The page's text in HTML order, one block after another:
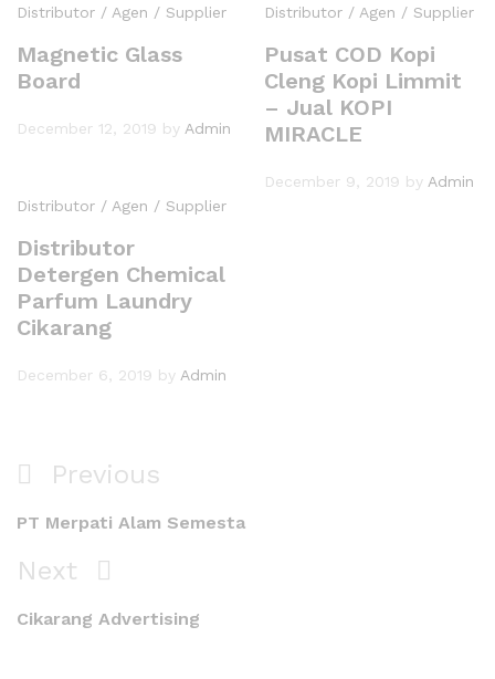
Distributor / Agen / Supplier
Magnetic Glass
Board
December 12, 2019 by Admin
Distributor / Agen / Supplier
Pusat COD Kopi
Cleng Kopi Limmit
– Jual KOPI
MIRACLE
December 9, 2019 by Admin
Distributor / Agen / Supplier
Distributor
Detergen Chemical
Parfum Laundry
Cikarang
December 6, 2019 by Admin
Previous
PT Merpati Alam Semesta
Next
Cikarang Advertising